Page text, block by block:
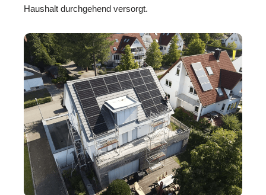
Haushalt durchgehend versorgt.